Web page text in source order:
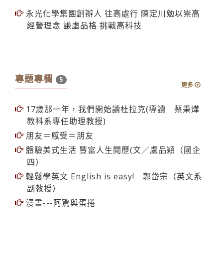
永光化學集團創辦人 往高處行 陳定川勉以崇高
經營理念 謙虛品格 挑戰高科技
專題專欄 5
更多
17歲那一年，我們開始讀杜拉克(導讀 蔡秉燁
教科系專任助理教授)
朋友＝感受＝朋友
體驗美式生活 豐富人生閱歷(文／盧品穎（國企
四）
輕鬆學英文 English is easy! 郭岱宗（英文系
副教授）
漫畫---阿驚與蛋捲